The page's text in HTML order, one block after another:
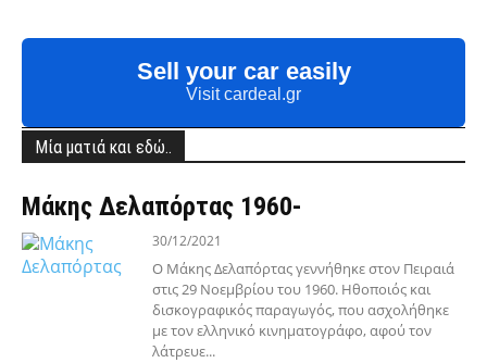
Sell your car easily
Visit cardeal.gr
Μία ματιά και εδώ..
Μάκης Δελαπόρτας 1960-
30/12/2021
Ο Μάκης Δελαπόρτας γεννήθηκε στον Πειραιά
στις 29 Νοεμβρίου του 1960. Ηθοποιός και
δισκογραφικός παραγωγός, που ασχολήθηκε
με τον ελληνικό κινηματογράφο, αφού τον
λάτρευε...